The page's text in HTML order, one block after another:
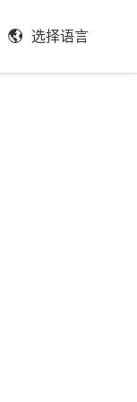
选择语言